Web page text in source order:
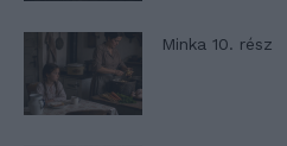
Minka 10. rész